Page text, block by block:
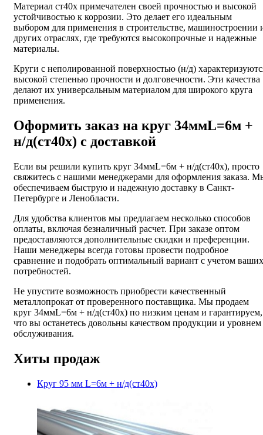
Материал ст40х примечателен своей прочностью и высокой
устойчивостью к коррозии. Это делает его идеальным
выбором для применения в строительстве, машиностроении
других отраслях, где требуются высокопрочные и надежные
материалы.
Круги с неполированной поверхностью (н/д)
высокой степенью прочности и долговечности. Эти качества
делают их универсальным материалом для широкого круга
применения.
Оформить заказ на круг 34ммL=6м +
н/д(ст40х) с доставкой
Если вы решили купить круг 34ммL=6м + н/д(ст40х), просто
свяжитесь с нашими менеджерами для оформления заказа.
обеспечиваем быструю и надежную доставку в Санкт-
Петербурге и Ленобласти.
Для удобства клиентов мы предлагаем несколько способов
оплаты, включая безналичный расчет. При заказе оптом
предоставляются дополнительные скидки и преференции.
Наши менеджеры всегда готовы провести подробное
сравнение и подобрать оптимальный вариант с учетом ваших
потребностей.
Не упустите возможность приобрести качественный
металлопрокат от проверенного поставщика. Мы продаем
круг 34ммL=6м + н/д(ст40х) по низким ценам и гарантируем,
что вы останетесь довольны качеством продукции и уровнем
обслуживания.
Хиты продаж
Круг 95 мм L=6м + н/д(ст40х)